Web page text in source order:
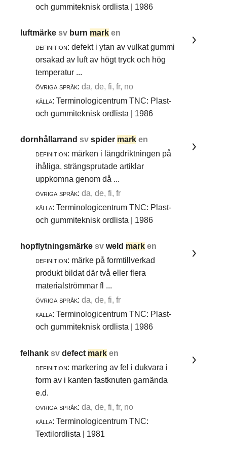
och gummiteknisk ordlista | 1986
luftmärkesv burn mark en
definition: defekt i ytan av vulkat gummi
orsakad av luft av högt tryck och hög
temperatur ...
övriga språk: da, de, fi, fr, no
källa: Terminologicentrum TNC: Plast-
och gummiteknisk ordlista | 1986
dornhållarrandsvspider mark en
definition: märken i längdriktningen på
ihåliga, strängsprutade artiklar
uppkomna genom då ...
övriga språk: da, de, fi, fr
källa: Terminologicentrum TNC: Plast-
och gummiteknisk ordlista | 1986
hopflytningsmärkesvweld mark en
definition: märke på formtillverkad
produkt bildat där två eller flera
materialströmmar fl ...
övriga språk: da, de, fi, fr
källa: Terminologicentrum TNC: Plast-
och gummiteknisk ordlista | 1986
felhanksvdefect mark en
definition: markering av fel i dukvara i
form av i kanten fastknuten garnända
e.d.
övriga språk: da, de, fi, fr, no
källa: Terminologicentrum TNC:
Textilordlista | 1981